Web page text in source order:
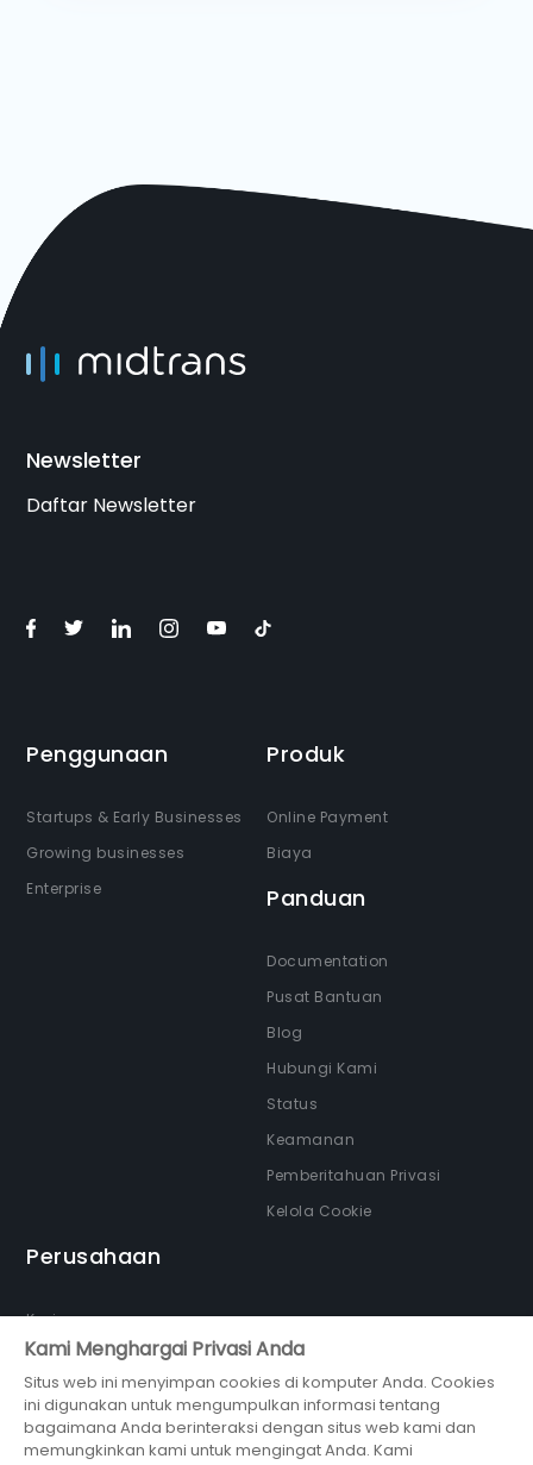
Newsletter
Daftar Newsletter
Penggunaan
Startups & Early Businesses
Growing businesses
Enterprise
Produk
Online Payment
Biaya
Panduan
Documentation
Pusat Bantuan
Blog
Hubungi Kami
Status
Keamanan
Pemberitahuan Privasi
Kelola Cookie
Perusahaan
Karir
Tentang kami
Newsroom
Partner
Kami Menghargai Privasi Anda
Situs web ini menyimpan cookies di komputer Anda. Cookies
ini digunakan untuk mengumpulkan informasi tentang
bagaimana Anda berinteraksi dengan situs web kami dan
memungkinkan kami untuk mengingat Anda. Kami